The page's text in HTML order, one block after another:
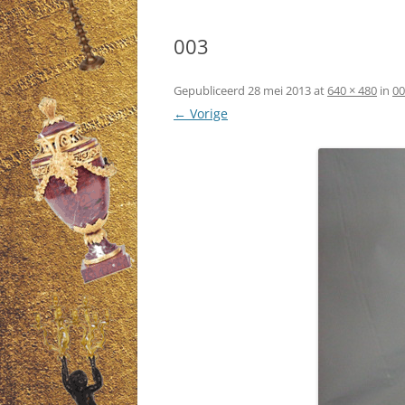
003
Gepubliceerd 28 mei 2013at640 × 480 in
← Vorige